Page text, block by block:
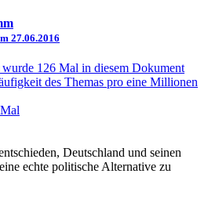
27.06.2016
wurde 126 Mal in diesem Dokument
des Themas pro eine Millionen
Deutschland und seinen
echte politische Alternative zu